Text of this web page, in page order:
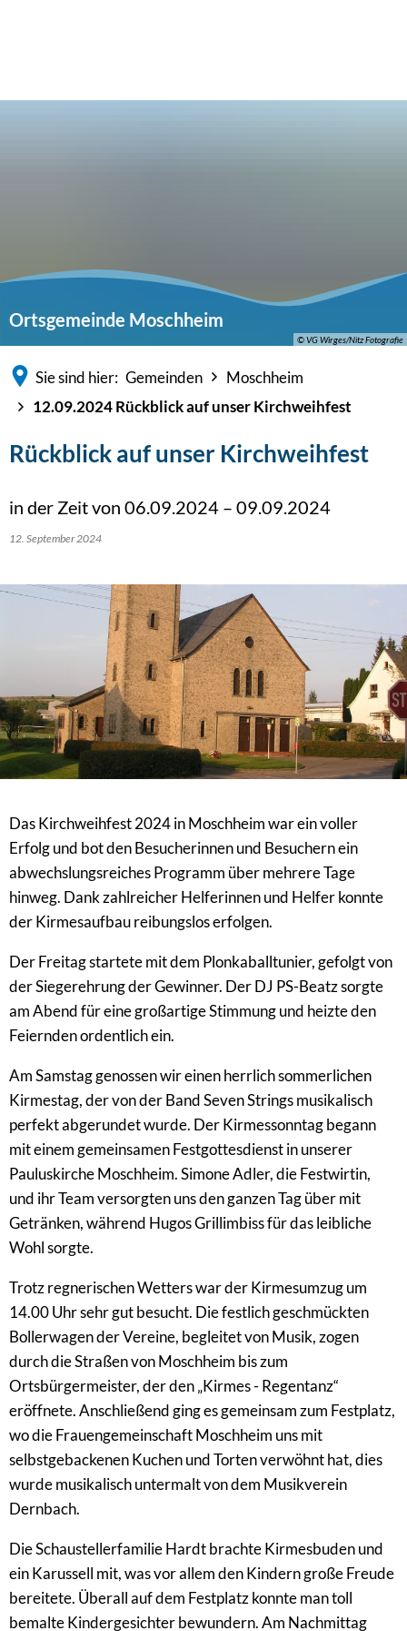
© VG Wirges/Nitz Fotografie
Ortsgemeinde Moschheim
Sie sind hier: Gemeinden
Moschheim
12.09.2024 Rückblick auf unser Kirchweihfest
Rückblick auf unser Kirchweihfest
in der Zeit von 06.09.2024 – 09.09.2024
12. September 2024
Das Kirchweihfest 2024 in Moschheim war ein voller
Erfolg und bot den Besucherinnen und Besuchern ein
abwechslungsreiches Programm über mehrere Tage
hinweg. Dank zahlreicher Helferinnen und Helfer konnte
der Kirmesaufbau reibungslos erfolgen.
Der Freitag startete mit dem Plonkaballtunier, gefolgt von
der Siegerehrung der Gewinner. Der DJ PS-Beatz sorgte
am Abend für eine großartige Stimmung und heizte den
Feiernden ordentlich ein.
Am Samstag genossen wir einen herrlich sommerlichen
Kirmestag, der von der Band Seven Strings musikalisch
perfekt abgerundet wurde. Der Kirmessonntag begann
mit einem gemeinsamen Festgottesdienst in unserer
Pauluskirche Moschheim. Simone Adler, die Festwirtin,
und ihr Team versorgten uns den ganzen Tag über mit
Getränken, während Hugos Grillimbiss für das leibliche
Wohl sorgte.
Trotz regnerischen Wetters war der Kirmesumzug um
14.00 Uhr sehr gut besucht. Die festlich geschmückten
Bollerwagen der Vereine, begleitet von Musik, zogen
durch die Straßen von Moschheim bis zum
Ortsbürgermeister, der den „Kirmes - Regentanz“
eröffnete. Anschließend ging es gemeinsam zum Festplatz,
wo die Frauengemeinschaft Moschheim uns mit
selbstgebackenen Kuchen und Torten verwöhnt hat, dies
wurde musikalisch untermalt von dem Musikverein
Dernbach.
Die Schaustellerfamilie Hardt brachte Kirmesbuden und
ein Karussell mit, was vor allem den Kindern große Freude
bereitete. Überall auf dem Festplatz konnte man toll
bemalte Kindergesichter bewundern. Am Nachmittag